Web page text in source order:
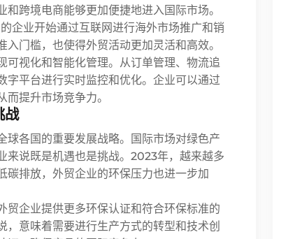
跨境电商能够更加便捷地进入国际市场。
企业开始通过互联网进行海外市场推广和销
门槛，也使得外贸活动更加灵活和高效。
可视化和智能化管理。从订单管理、物流追
字平台进行实时监控和优化。企业可以通过
提升市场竞争力。
战
球各国的重要发展战略。国际市场对绿色产
来说既是机遇也是挑战。2023年，越来越多
碳排放，外贸企业的环保压力也进一步加
贸企业提供更多环保认证和符合环保标准的
意味着需要进行生产方式的转型和技术创